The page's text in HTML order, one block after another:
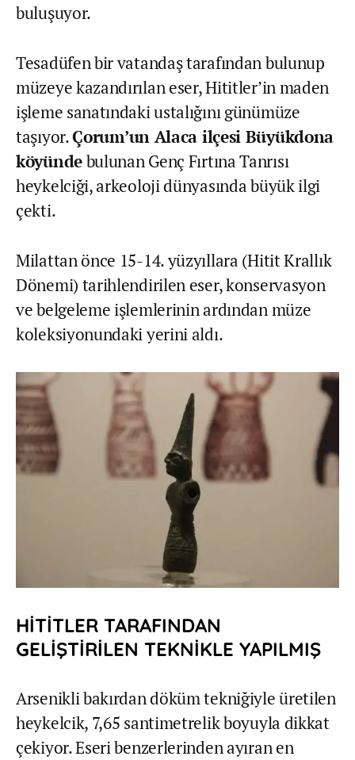
buluşuyor.
Tesadüfen bir vatandaş tarafından bulunup
müzeye kazandırılan eser, Hititler’in maden
işleme sanatındaki ustalığını günümüze
taşıyor.Çorum’un Alaca ilçesi Büyükdona
köyündebulunan Genç Fırtına Tanrısı
heykelciği, arkeoloji dünyasında büyük ilgi
çekti.
Milattan önce 15-14. yüzyıllara (Hitit Krallık
Dönemi) tarihlendirilen eser, konservasyon
ve belgeleme işlemlerinin ardından müze
koleksiyonundaki yerini aldı.
HİTİTLER TARAFINDAN
GELİŞTİRİLEN TEKNİKLE YAPILMIŞ
Arsenikli bakırdan döküm tekniğiyle üretilen
heykelcik, 7,65 santimetrelik boyuyla dikkat
çekiyor. Eseri benzerlerinden ayıran en